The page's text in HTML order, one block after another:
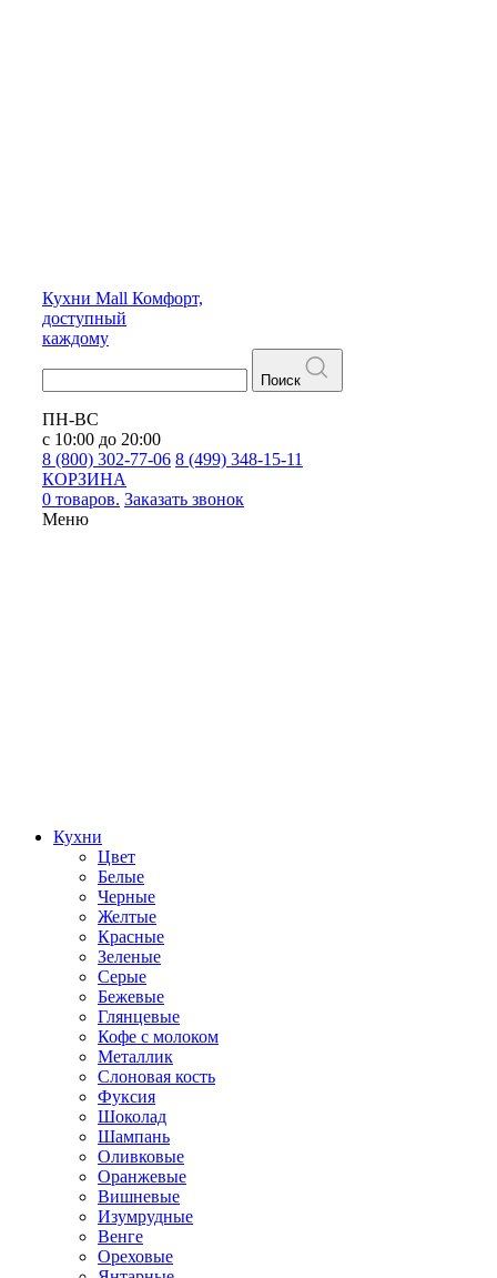
Кухни Mall Комфорт,
доступный
каждому
Поиск
ПН-ВС
с 10:00 до 20:00
8 (800) 302-77-06 8 (499) 348-15-11
КОРЗИНА
0 товаров. Заказать звонок
Меню
Кухни
Цвет
Белые
Черные
Желтые
Красные
Зеленые
Серые
Бежевые
Глянцевые
Кофе с молоком
Металлик
Слоновая кость
Фуксия
Шоколад
Шампань
Оливковые
Оранжевые
Вишневые
Изумрудные
Венге
Ореховые